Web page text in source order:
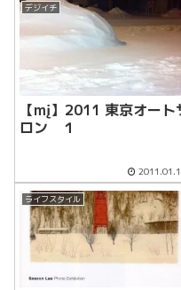
デジイチ
【mį】2011 東京オート
ロン １
ライフスタイル